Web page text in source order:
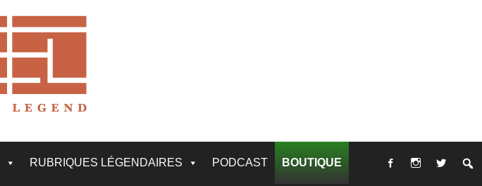
RUBRIQUES LÉGENDAIRES PODCAST BOUTIQUE